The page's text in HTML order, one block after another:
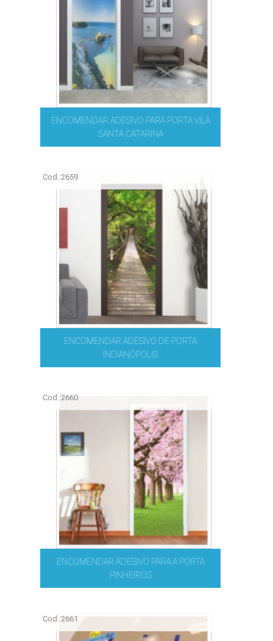
ENCOMENDAR ADESIVO PARA PORTA VILA
SANTA CATARINA
Cod.:2659
ENCOMENDAR ADESIVO DE PORTA
INDIANÓPOLIS
Cod.:2660
ENCOMENDAR ADESIVO PARA A PORTA
PINHEIROS
Cod.:2661